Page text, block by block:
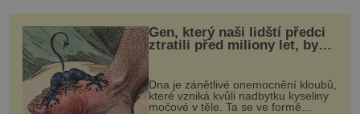
Šálí snad astronomy zrak, nebo přišli na další
úžasné propojení vesmíru a života na Zemi?
[gallery ids="13
Gen, který naši lidští předci
ztratili před miliony let, by
mohl pomoci s léčbou
„nemoci králů“
Dna je zánětlivé onemocnění kloubů,
které vzniká kvůli nadbytku kyseliny
močové v těle. Ta se ve formě